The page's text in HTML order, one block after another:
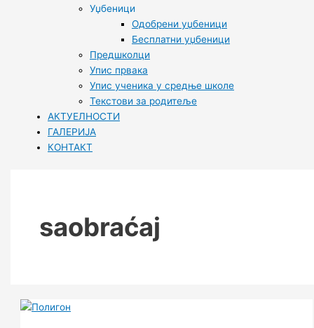
Уџбеници
Одобрени уџбеници
Бесплатни уџбеници
Предшколци
Упис првака
Упис ученика у средње школе
Текстови за родитеље
АКТУЕЛНОСТИ
ГАЛЕРИЈА
КОНТАКТ
saobraćaj